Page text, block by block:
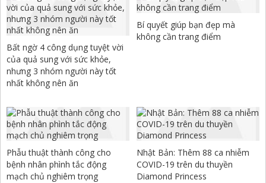
Bất ngờ 4 công dụng tuyệt vời
của quả sung với sức khỏe,
nhưng 3 nhóm người này tốt
nhất không nên ăn
Bí quyết giúp bạn đẹp mà
không cần trang điểm
Phẫu thuật thành công cho
bệnh nhân phình tắc động
mạch chủ nghiêm trọng
Nhật Bản: Thêm 88 ca nhiễm
COVID-19 trên du thuyền
Diamond Princess